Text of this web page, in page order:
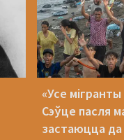
«Усе
Сэўце пасля
застаюцца да